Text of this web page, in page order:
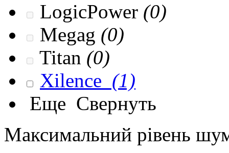
LogicPower (0)
Megag (0)
Titan (0)
Xilence (1)
Еще Свернуть
Максимальний рівень